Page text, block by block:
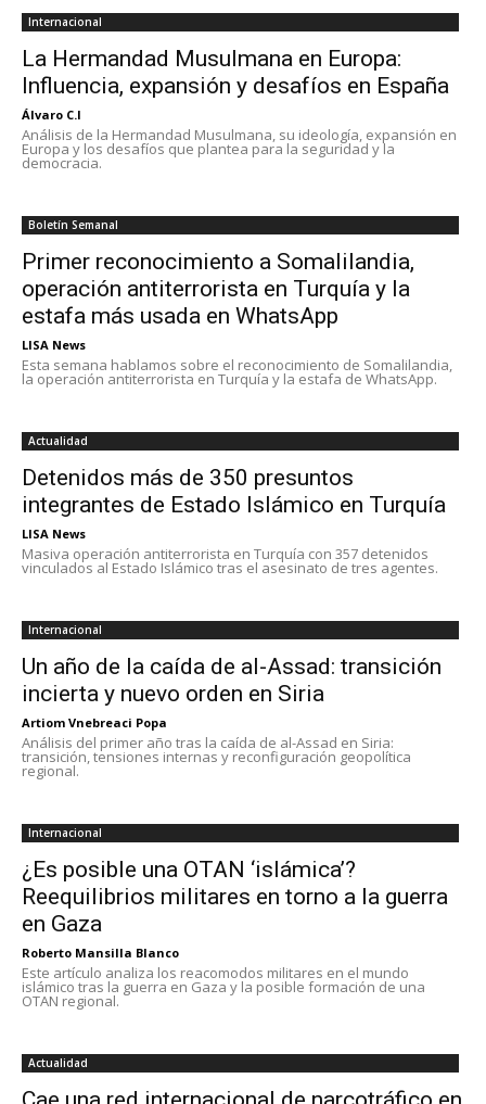
Internacional
La Hermandad Musulmana en Europa:
Influencia, expansión y desafíos en España
Álvaro C.I
Análisis de la Hermandad Musulmana, su ideología, expansión en
Europa y los desafíos que plantea para la seguridad y la
democracia.
Boletín Semanal
Primer reconocimiento a Somalilandia,
operación antiterrorista en Turquía y la
estafa más usada en WhatsApp
LISA News
Esta semana hablamos sobre el reconocimiento de Somalilandia,
la operación antiterrorista en Turquía y la estafa de WhatsApp.
Actualidad
Detenidos más de 350 presuntos
integrantes de Estado Islámico en Turquía
LISA News
Masiva operación antiterrorista en Turquía con 357 detenidos
vinculados al Estado Islámico tras el asesinato de tres agentes.
Internacional
Un año de la caída de al-Assad: transición
incierta y nuevo orden en Siria
Artiom Vnebreaci Popa
Análisis del primer año tras la caída de al-Assad en Siria:
transición, tensiones internas y reconfiguración geopolítica
regional.
Internacional
¿Es posible una OTAN ‘islámica’?
Reequilibrios militares en torno a la guerra
en Gaza
Roberto Mansilla Blanco
Este artículo analiza los reacomodos militares en el mundo
islámico tras la guerra en Gaza y la posible formación de una
OTAN regional.
Actualidad